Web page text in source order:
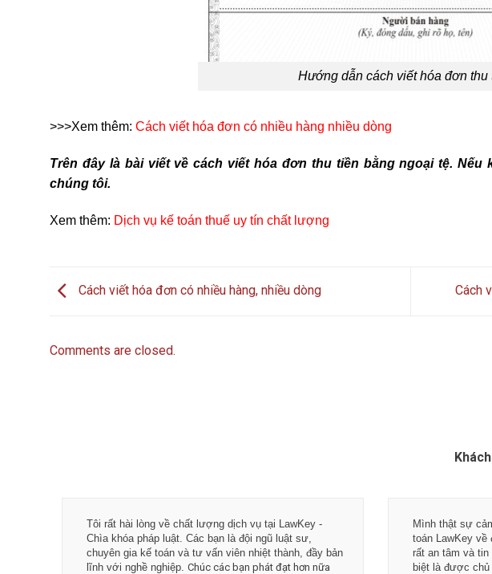
Hướng dẫn cách viết hóa đơn thu
>>>Xem thêm: Cách viết hóa đơn có nhiều hàng nhiều dòng
Trên đây là bài viết về cách viết hóa đơn thu tiền bằng ngoại tệ.
chúng tôi.
Xem thêm: Dịch vụ kế toán thuế uy tín chất lượng
Cách viết hóa đơn có nhiều hàng, nhiều dòng Cách
Comments are closed.
Tôi rất hài lòng về chất lượng dịch vụ tại LawKey -
Chìa khóa pháp luật. Các bạn là đội ngũ luật sư,
chuyên gia kế toán và tư vấn viên nhiệt thành, đầy bản
lĩnh với nghề nghiệp.Chúc các bạn phát đạt hơn nữa
Mình thật sự
toán LawKey về
rất an tâm và
biệt là được